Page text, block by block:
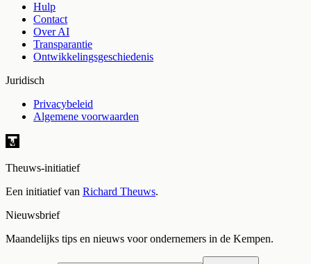
Hulp
Contact
Over AI
Transparantie
Ontwikkelingsgeschiedenis
Juridisch
Privacybeleid
Algemene voorwaarden
Theuws-initiatief
Een initiatief van Richard Theuws.
Nieuwsbrief
Maandelijks tips en nieuws voor ondernemers in de Kempen.